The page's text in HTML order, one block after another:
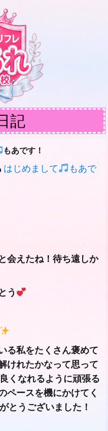
記
もあです！
はじめまして
もあで
会えたね！待ち遠しか
う
る私をたくさん褒めて
けれたかなって思って
くなれるように頑張る
ペースを機にかけてく
とうございました！